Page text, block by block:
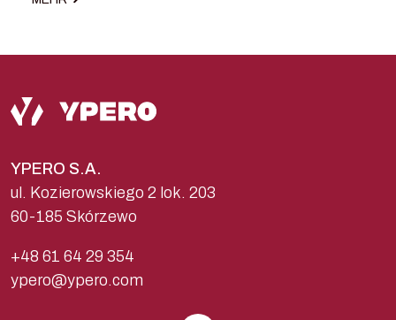
YPERO S.A.
ul. Kozierowskiego 2 lok. 203
60-185 Skórzewo
+48 61 64 29 354
ypero@ypero.com